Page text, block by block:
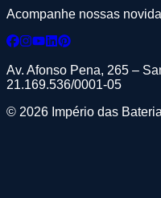
Acompanhe nossas
Av. Afonso Pena, 265 –
21.169.536/0001-05
© 2026 Império das